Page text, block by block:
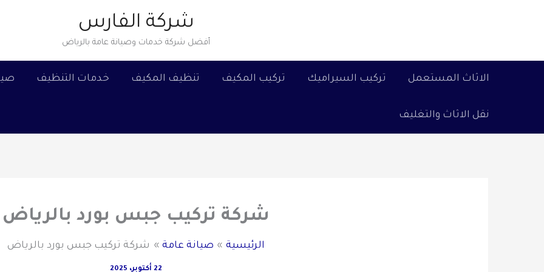
شركة الفارس
أفضل شركة خدمات وصيانة عامة بالرياض
الاثاث المستعمل تركيب السيراميك تركيب المكيف تنظيف المكيف خدمات التنظيف
نقل الاثاث والتغليف
شركة تركيب جبس بورد بالرياض
الرئيسية صيانة عامة شركة تركيب جبس بورد بالرياض
22 أكتوبر، 2025